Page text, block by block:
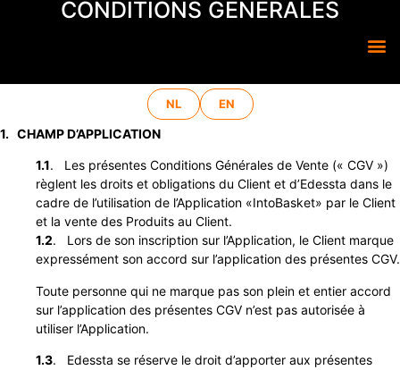
CONDITIONS GÉNÉRALES
NL EN
1. CHAMP D’APPLICATION
1.1. Les présentes Conditions Générales de Vente (« CGV »)
règlent les droits et obligations du Client et d’Edessta dans le
cadre de l’utilisation de l’Application «IntoBasket» par le Client
et la vente des Produits au Client.
1.2. Lors de son inscription sur l’Application, le Client marque
expressément son accord sur l’application des présentes CGV.
Toute personne qui ne marque pas son plein et entier accord
sur l’application des présentes CGV n’est pas autorisée à
utiliser l’Application.
1.3. Edessta se réserve le droit d’apporter aux présentes